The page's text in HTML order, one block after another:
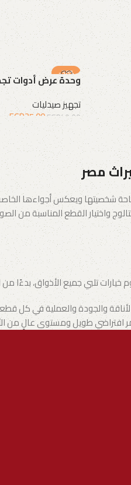
-38%
وحدة عرض أدوات
تجهيز صيدليات
EGP40.00
EGP25.00
إضافة إلى السلة
مصر
ويعكس أجواءها
واختيار القطع المناسبة من
تلبي جميع الأذواق، بدءًا
والجودة والعملية في كل
افتراضي طويل ومستوى عالٍ من